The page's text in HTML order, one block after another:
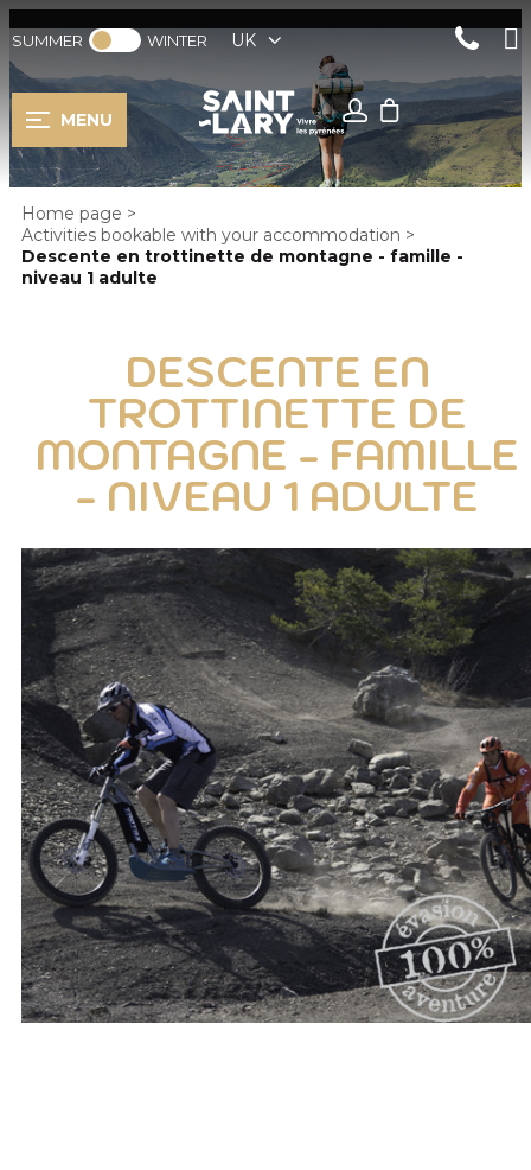
SUMMER WINTER UK
MENU
Home page >
Activities bookable with your accommodation >
Descente en trottinette de montagne - famille -
niveau 1 adulte
DESCENTE EN
TROTTINETTE DE
MONTAGNE - FAMILLE
- NIVEAU 1 ADULTE